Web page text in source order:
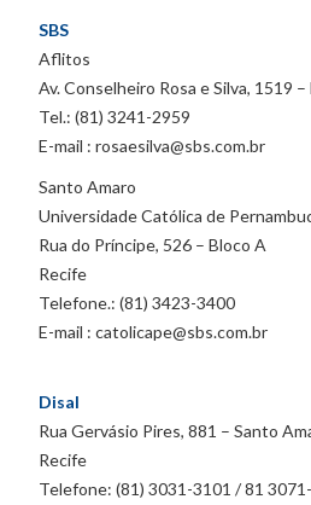
SBS
Aflitos
Av. Conselheiro Rosa e Silva, 1519 –
Tel.: (81) 3241-2959
E-mail : rosaesilva@sbs.com.br
Santo Amaro
Universidade Católica de
Rua do Príncipe, 526 – Bloco A
Recife
Telefone.: (81) 3423-3400
E-mail : catolicape@sbs.com.br
Disal
Rua Gervásio Pires, 881 – Santo
Recife
Telefone: (81) 3031-3101 / 81